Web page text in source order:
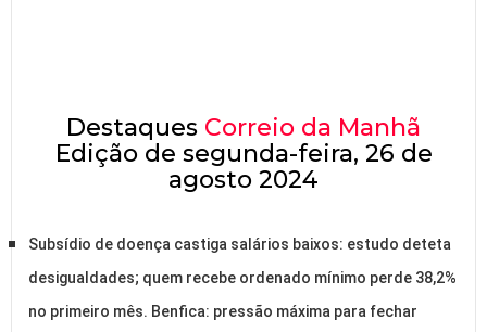
Destaques Correio da Manhã
Edição de segunda-feira, 26 de
agosto 2024
Subsídio de doença castiga salários baixos: estudo deteta
desigualdades; quem recebe ordenado mínimo perde 38,2%
no primeiro mês. Benfica: pressão máxima para fechar